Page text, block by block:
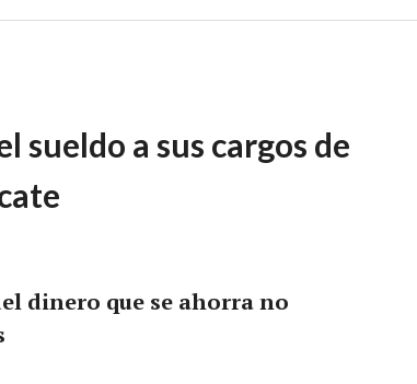
sueldo a sus cargos de
dinero que se ahorra no